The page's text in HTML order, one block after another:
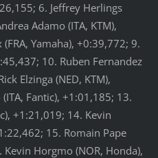
6. Jeffrey Herlings
Adamo (ITA, KTM),
Yamaha), +0:39,772; 9.
10. Ruben Fernandez
Elzinga (NED, KTM),
Fantic), +1:01,185; 13.
+1:21,019; 14. Kevin
15. Romain Pape
Kevin Horgmo (NOR, Honda),